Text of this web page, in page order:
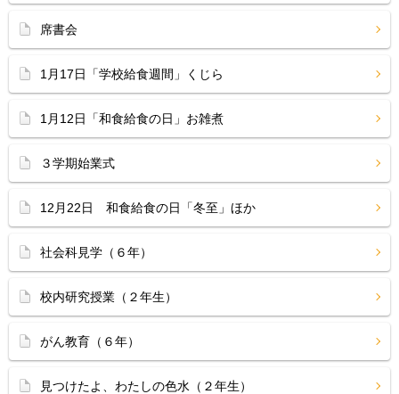
席書会
1月17日「学校給食週間」くじら
1月12日「和食給食の日」お雑煮
３学期始業式
12月22日 和食給食の日「冬至」ほか
社会科見学（６年）
校内研究授業（２年生）
がん教育（６年）
見つけたよ、わたしの色水（２年生）